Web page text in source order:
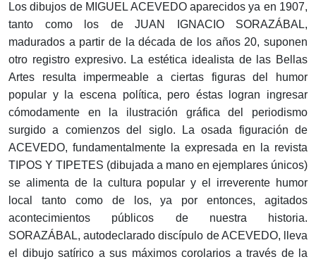
Los dibujos de MIGUEL ACEVEDO aparecidos ya en 1907,
tanto como los de JUAN IGNACIO SORAZÁBAL,
madurados a partir de la década de los años 20, suponen
otro registro expresivo. La estética idealista de las Bellas
Artes resulta impermeable a ciertas figuras del humor
popular y la escena política, pero éstas logran ingresar
cómodamente en la ilustración gráfica del periodismo
surgido a comienzos del siglo. La osada figuración de
ACEVEDO, fundamentalmente la expresada en la revista
TIPOS Y TIPETES (dibujada a mano en ejemplares únicos)
se alimenta de la cultura popular y el irreverente humor
local tanto como de los, ya por entonces, agitados
acontecimientos públicos de nuestra historia.
SORAZÁBAL, autodeclarado discípulo de ACEVEDO, lleva
el dibujo satírico a sus máximos corolarios a través de la